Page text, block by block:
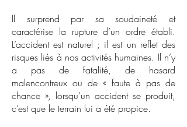
Il surprend par sa soudaineté et
caractérise la rupture d’un ordre établi.
L’accident est naturel ; il est un reflet des
risques liés à nos activités humaines. Il n’y
a pas de fatalité, de hasard
malencontreux ou de « faute à pas de
chance », lorsqu’un accident se produit,
c’est que le terrain lui a été propice.